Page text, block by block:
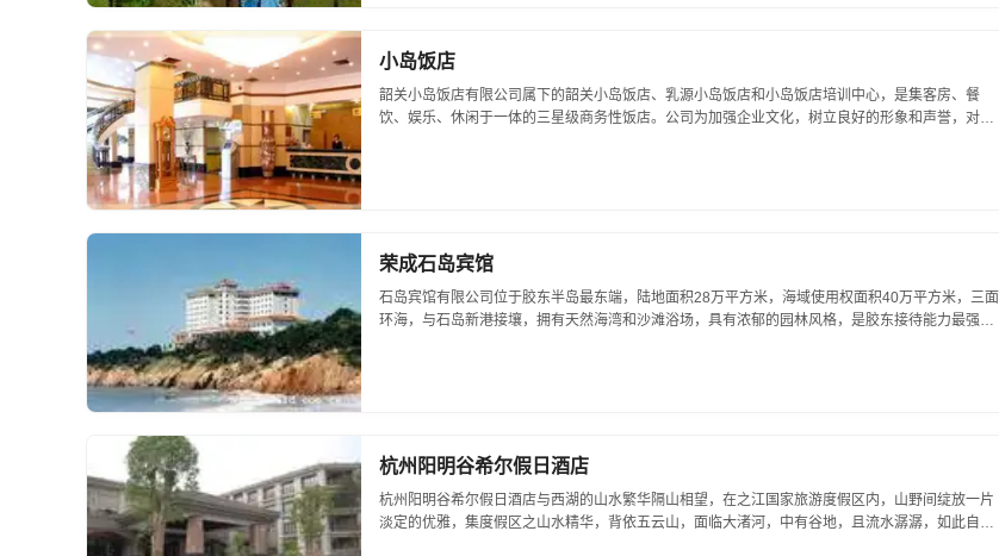
小岛饭店
韶关小岛饭店有限公司属下的韶关小岛饭店、乳源小岛饭店和小岛饭店培训中心，是集客房、餐
饮、娱乐、休闲于一体的三星级商务性饭店。公司为加强企业文化，树立良好的形象和声誉，对属
荣成石岛宾馆
石岛宾馆有限公司位于胶东半岛最东端，陆地面积28万平方米，海域使用权面积40万平方米，三面
环海，与石岛新港接壤，拥有天然海湾和沙滩浴场，具有浓郁的园林风格，是胶东接待能力最强、
杭州阳明谷希尔假日酒店
杭州阳明谷希尔假日酒店与西湖的山水繁华隔山相望，在之江国家旅游度假区内，山野间绽放一片
淡定的优雅，集度假区之山水精华，背依五云山，面临大渚河，中有谷地，且流水潺潺，如此自然